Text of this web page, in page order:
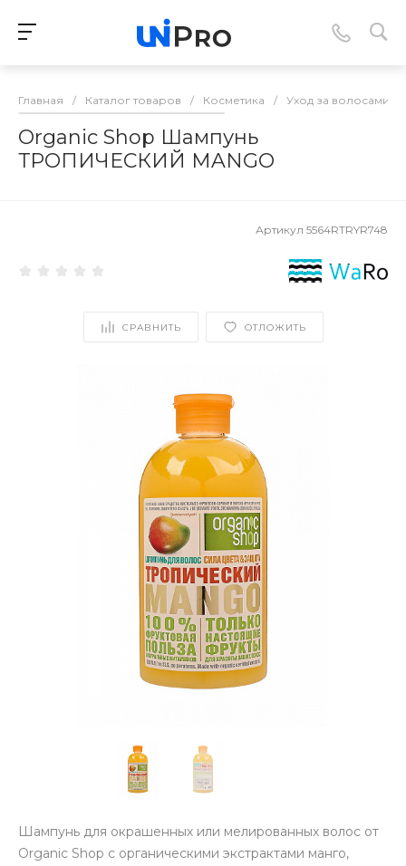
Главная / Каталог товаров / Косметика / Уход за волосами
Organic Shop Шампунь
ТРОПИЧЕСКИЙ MANGO
Артикул 5564RTRYR748
СРАВНИТЬ ОТЛОЖИТЬ
Шампунь для окрашенных или мелированных волос от
Organic Shop с органическими экстрактами манго,